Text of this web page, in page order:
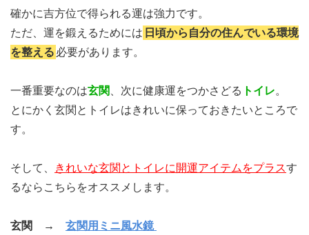
確かに吉方位で得られる運は強力です。
ただ、運を鍛えるためには 日頃から自分の住んでいる環境
を整える 必要があります。
一番重要なのは玄関 、次に健康運をつかさどる トイレ。
とにかく玄関とトイレはきれいに保っておきたいところで
す。
そして、 きれいな玄関とトイレに開運アイテムをプラスす
るならこちらをオススメします。
玄関 → 玄関用ミニ風水鏡